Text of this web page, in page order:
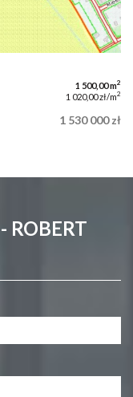
1 500,00 m2
1 020,00 zł/m2
1 530 000 zł
ROBERT